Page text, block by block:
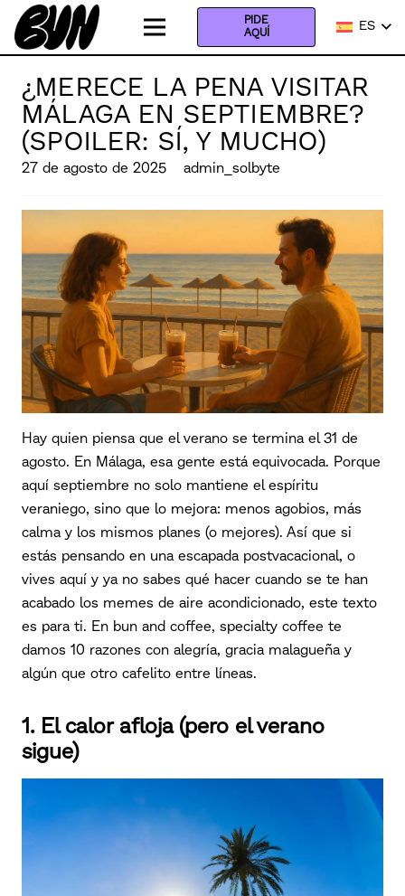
PIDE
AQUÍ
ES
¿MERECE LA PENA VISITAR
MÁLAGA EN SEPTIEMBRE?
(SPOILER: SÍ, Y MUCHO)
27 de agosto de 2025 admin_solbyte
Hay quien piensa que el verano se termina el 31 de
agosto. En Málaga, esa gente está equivocada. Porque
aquí septiembre no solo mantiene el espíritu
veraniego, sino que lo mejora: menos agobios, más
calma y los mismos planes (o mejores). Así que si
estás pensando en una escapada postvacacional, o
vives aquí y ya no sabes qué hacer cuando se te han
acabado los memes de aire acondicionado, este texto
es para ti. En bun and coffee, specialty coffee te
damos 10 razones con alegría, gracia malagueña y
algún que otro cafelito entre líneas.
1. El calor afloja (pero el verano
sigue)